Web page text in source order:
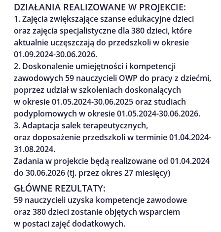
DZIAŁANIA REALIZOWANE W PROJEKCIE:
1. Zajęcia zwiększające szanse edukacyjne dzieci
oraz zajęcia specjalistyczne dla 380 dzieci, które
aktualnie uczęszczają do przedszkoli w okresie
01.09.2024-30.06.2026.
2. Doskonalenie umiejętności i kompetencji
zawodowych 59 nauczycieli OWP do pracy z dziećmi,
poprzez udział w szkoleniach doskonalących
w okresie 01.05.2024-30.06.2025 oraz studiach
podyplomowych w okresie 01.05.2024-30.06.2026.
3. Adaptacja salek terapeutycznych,
oraz doposażenie przedszkoli w terminie 01.04.2024-
31.08.2024.
Zadania w projekcie będą realizowane od 01.04.2024
do 30.06.2026 (tj. przez okres 27 miesięcy)
GŁÓWNE REZULTATY:
59 nauczycieli uzyska kompetencje zawodowe
oraz 380 dzieci zostanie objętych wsparciem
w postaci zajęć dodatkowych.